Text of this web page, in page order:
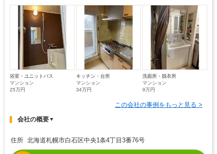
浴室・ユニットバス
マンション
25万円
キッチン・台所
マンション
34万円
洗面所・脱衣所
マンション
9万円
この会社の事例をもっと見る >
会社の概要▼
住所 北海道札幌市白石区中央1条4丁目3番76号